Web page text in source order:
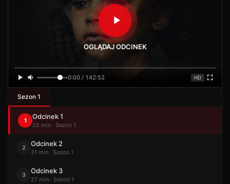
OGLĄDAJ ODCINEK
0:00 / 142:52 HD
Sezon 1
1 Odcinek 1
25 min · Sezon 1
2 Odcinek 2
31 min · Sezon 1
3 Odcinek 3
27 min · Sezon 1